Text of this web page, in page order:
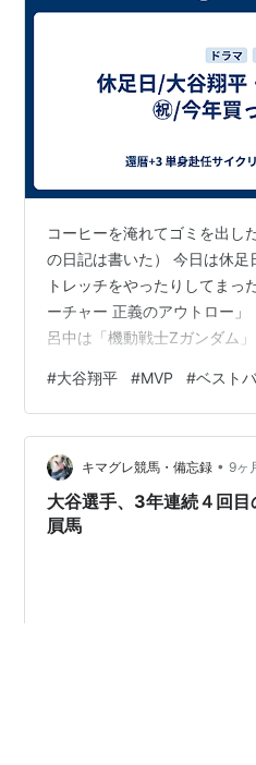
コーヒーを淹れてゴミを出し
の日記は書いた） 今日は休足
トレッチをやったりしてまっ
ーチャー 正義のアウトロー
呂中は「機動戦士Zガンダム
手シーズン満票MVPおめでと
ど岩手県人として国民として
ロも野球は知らないくせにい
ね！」と言って喜んでいる。
は日本の自転車ロードレース
選手を育てられるか？という
#大谷翔平 #MVP #ベスト
キマグレ競馬・備忘録 • 9ヶ
大谷選手、3年連続４回
屓馬